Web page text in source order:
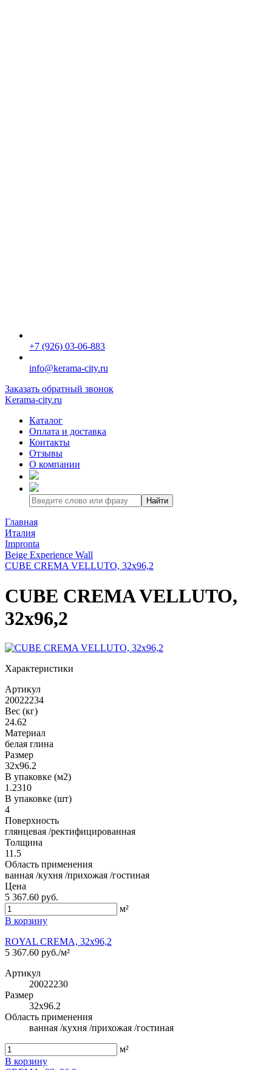
+7 (926) 03-06-883
info@kerama-city.ru
Заказать обратный звонок
Kerama-city.ru
Каталог
Оплата и доставка
Контакты
Отзывы
О компании
Найти
Главная
Италия
Impronta
Beige Experience Wall
CUBE CREMA VELLUTO, 32x96,2
CUBE CREMA VELLUTO,
32x96,2
Характеристики
Артикул
20022234
Вес (кг)
24.62
Материал
белая глина
Размер
32x96.2
В упаковке (м2)
1.2310
В упаковке (шт)
4
Поверхность
глянцевая /ректифицированная
Толщина
11.5
Область применения
ванная /кухня /прихожая /гостиная
Цена
5 367.60 руб.
м²
В корзину
ROYAL CREMA, 32x96,2
5 367.60 руб./м²
Артикул
20022230
Размер
32x96.2
Область применения
ванная /кухня /прихожая /гостиная
м²
В корзину